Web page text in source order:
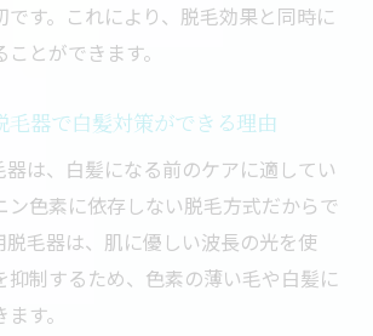
です。これにより、脱毛効果と同時に
とができます。
毛器で白髪対策ができる理由
は、白髪になる前のケアに適してい
ン色素に依存しない脱毛方式だからで
脱毛器は、肌に優しい波長の光を使
抑制するため、色素の薄い毛や白髪に
す。